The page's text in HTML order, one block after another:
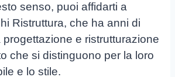
senso, puoi affidarti a
Ristruttura, che ha anni di
e ristrutturazione
che si distinguono per la loro
e lo stile.